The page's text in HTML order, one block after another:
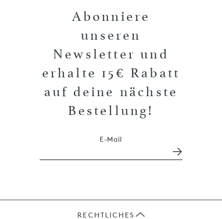
Abonniere
unseren
Newsletter und
erhalte 15€ Rabatt
auf deine nächste
Bestellung!
E-Mail
RECHTLICHES